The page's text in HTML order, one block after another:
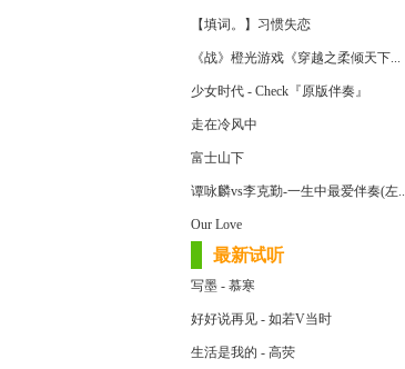
【填词。】习惯失恋
《战》橙光游戏《穿越之柔倾天下...
少女时代 - Check『原版伴奏』
走在冷风中
富士山下
谭咏麟vs李克勤-一生中最爱伴奏(左..
Our Love
最新试听
写墨 - 慕寒
好好说再见 - 如若V当时
生活是我的 - 高荧